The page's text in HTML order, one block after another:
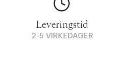
Leveringstid
2-5 VIRKEDAGER